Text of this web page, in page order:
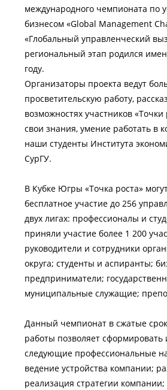
международного чемпионата по
бизнесом «Global Management
«Глобальный управленческий
региональный этап родился
году.
Организаторы проекта ведут
просветительскую работу,
возможностях участников
свои знания, умение работать в
наши студенты Института
СурГУ.
В Кубке Югры «Точка роста»
бесплатное участие до 256
двух лигах: профессионалы и
приняли участие более 1 200
руководители и сотрудники
округа; студенты и аспиранты;
предприниматели;
муниципальные служащие;
Данный чемпионат в сжатые
работы позволяет сформировать
следующие профессиональные
ведение устройства компании;
реализация стратегии